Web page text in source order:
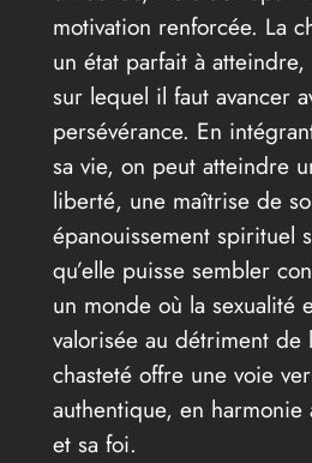
motivation renforcée. La
un état parfait à
sur lequel il faut avancer
persévérance. En
sa vie, on peut atteindre
liberté, une maîtrise de
épanouissement spirituel
qu’elle puisse sembler
un monde où la sexualité
valorisée au détriment de
chasteté offre une voie
authentique, en harmonie
et sa foi.